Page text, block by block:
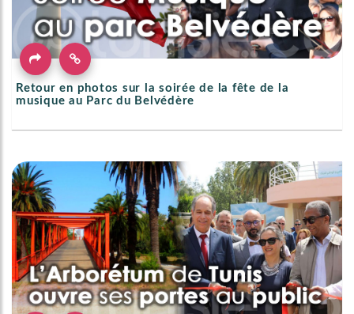
Retour en photos sur la soirée de la fête de la
musique au Parc du Belvédère